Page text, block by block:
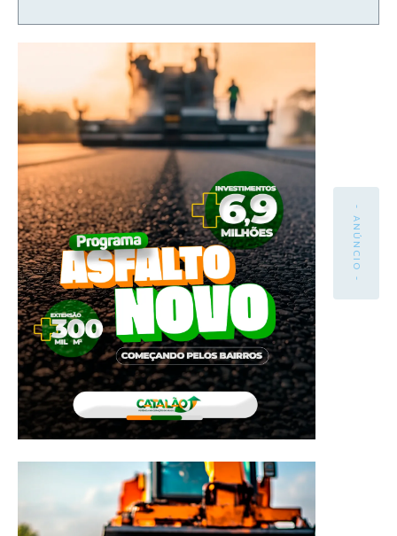
- ANÚNCIO -